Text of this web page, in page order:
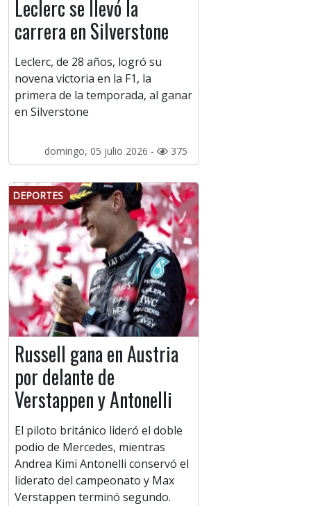
Leclerc se llevó la
carrera en Silverstone
Leclerc, de 28 años, logró su
novena victoria en la F1, la
primera de la temporada, al ganar
en Silverstone
domingo, 05 julio 2026 - 375
DEPORTES
Russell gana en Austria
por delante de
Verstappen y Antonelli
El piloto británico lideró el doble
podio de Mercedes, mientras
Andrea Kimi Antonelli conservó el
liderato del campeonato y Max
Verstappen terminó segundo.